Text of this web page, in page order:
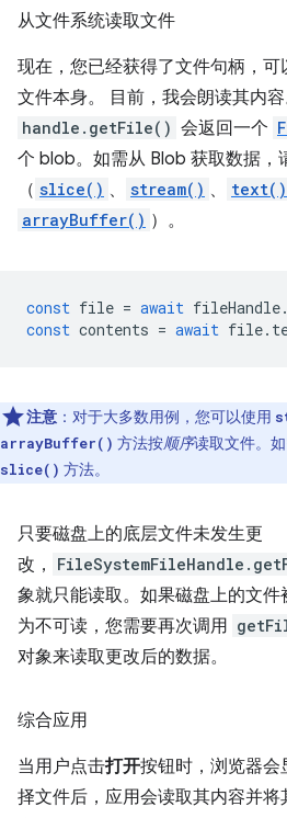
从文件系统读取文件
现在，您已经获得了文件句柄，
文件本身。 目前，我会朗读其内
handle.getFile() 会返回一个
个 blob。如需从 Blob 获取数据，
（ slice() 、 stream() 、 text()
arrayBuffer() ）。
const file = await fileHandle.
const contents = await file.
注意 ：对于大多数用例，您可以使用
arrayBuffer() 方法按顺序读取文件。
slice() 方法。
只要磁盘上的底层文件未发生更
改，
象就只能读取。如果磁盘上的文件
为不可读，您需要再次调用
对象来读取更改后的数据。
综合应用
当用户点击打开按钮时，浏览器
择文件后，应用会读取其内容并将